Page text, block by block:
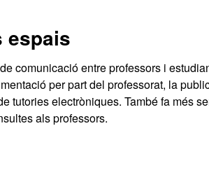
espais
comunicació entre professors i
per part del professorat, la
tutories electròniques. També fa més
als professors.